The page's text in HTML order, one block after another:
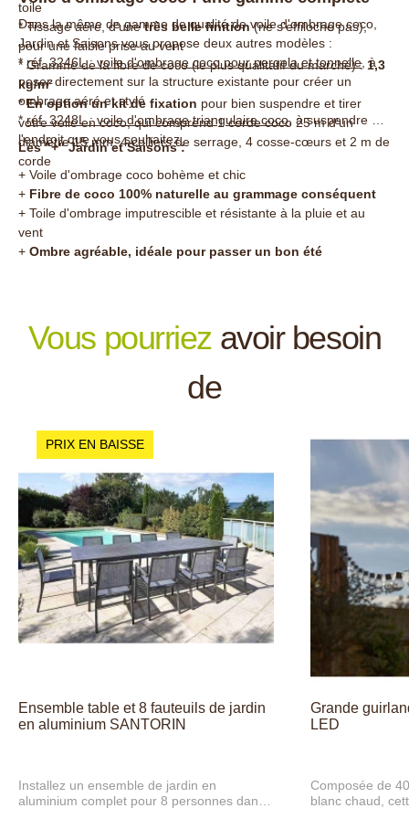
toile
* Tissage aéré, d'unetrès belle finition(ne s'effiloche pas),
pour une faible prise au vent
* Gramme de la fibre de coco (le plus qualitatif du marché) :1,3
kg/m²
*En option un kit de fixation pour bien suspendre et tirer
votre voile en coco, qui comprend 1 corde coco 25 m d'un
diamètre 15 mm, 4 colliers de serrage, 4 cosse-cœurs et 2 m de
corde
Dans la même de gamme de qualité de voile d'ombrage coco,
Jardin et Saisons vous propose deux autres modèles :
* réf. 3246L : voile d'ombrage coco pour pergola et tonnelle, à
poser directement sur la structure existante pour créer un
ombrage aéré et stylé
*réf. 3248L : voile d'ombrage triangulaire coco, à suspendre à
l'endroit que vous souhaitez.
Les "+" Jardin et Saisons :
+ Voile d'ombrage coco bohème et chic
+ Fibre de coco 100% naturelle au grammage conséquent
+ Toile d'ombrage imputrescible et résistante à la pluie et au
vent
+ Ombre agréable, idéale pour passer un bon été
Vous pourriez avoir besoin
de
PRIX EN BAISSE
Ensemble table et 8 fauteuils de jardin
en aluminium SANTORIN
Installez un ensemble de jardin en
aluminium complet pour 8 personnes dans
Grande
LED
Composée de
blanc chaud,